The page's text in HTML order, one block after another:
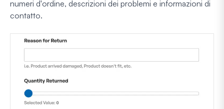
numeri d'ordine, descrizioni dei problemi e informazioni di
contatto.